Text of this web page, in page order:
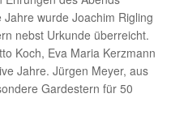
wurde Joachim Rigling
nebst Urkunde überreicht.
Koch, Eva Maria Kerzmann
Jahre. Jürgen Meyer, aus
Gardestern für 50